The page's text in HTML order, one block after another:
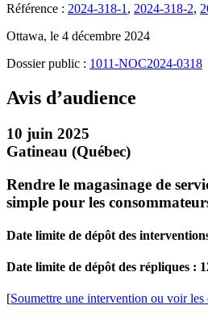
Référence : 2024-318-1 , 2024-318-2,
Ottawa, le 4 décembre 2024
Dossier public : 1011-NOC2024-0318
Avis d’audience
10 juin 2025
Gatineau (Québec)
Rendre le magasinage de
simple pour les
Date limite de dépôt des
Date limite de dépôt des répliques :
[Soumettre une intervention ou voir les